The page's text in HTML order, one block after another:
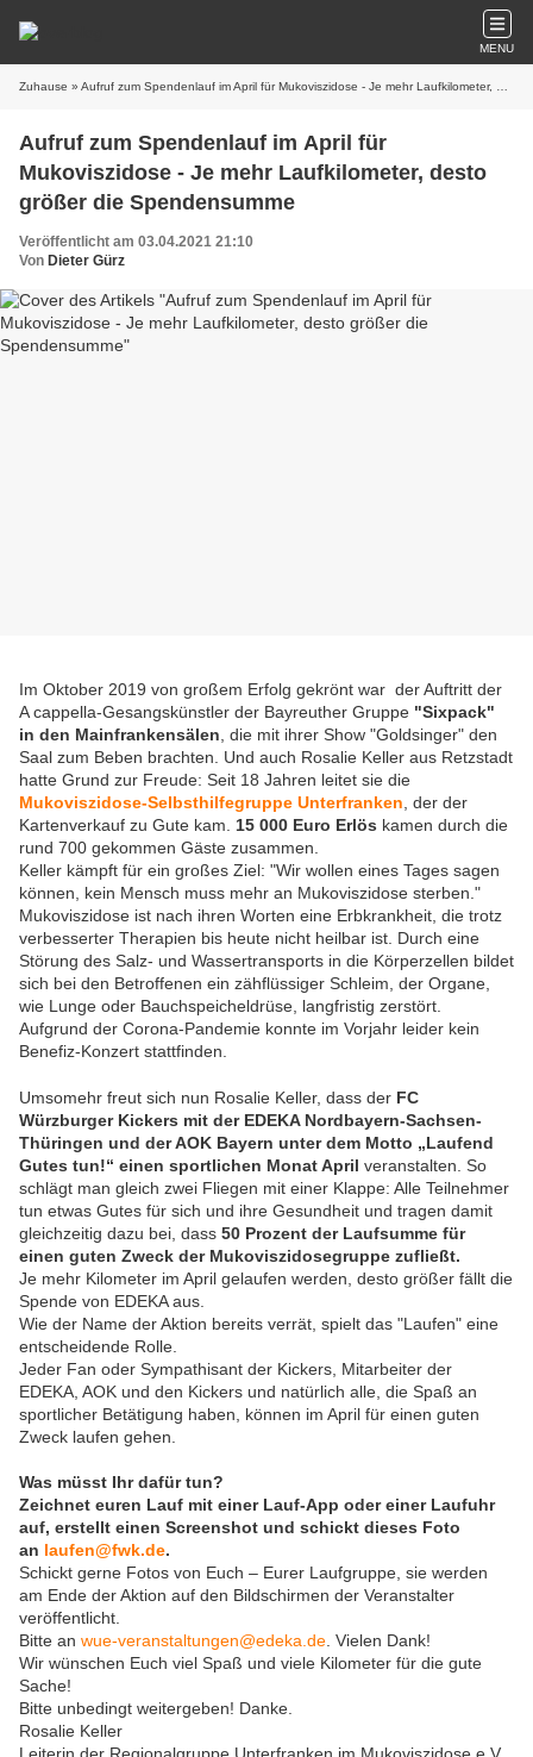
MENU
Zuhause » Aufruf zum Spendenlauf im April für Mukoviszidose - Je mehr Laufkilometer, desto größer die Spendensumme
Aufruf zum Spendenlauf im April für
Mukoviszidose - Je mehr Laufkilometer, desto
größer die Spendensumme
Veröffentlicht am 03.04.2021 21:10
Von Dieter Gürz
Im Oktober 2019 von großem Erfolg gekrönt war der Auftritt der
A cappella-Gesangskünstler der Bayreuther Gruppe "Sixpack"
in den Mainfrankensälen , die mit ihrer Show "Goldsinger" den
Saal zum Beben brachten. Und auch Rosalie Keller aus Retzstadt
hatte Grund zur Freude: Seit 18 Jahren leitet sie die
Mukoviszidose-Selbsthilfegruppe Unterfranken , der der
Kartenverkauf zu Gute kam. 15 000 Euro Erlös kamen durch die
rund 700 gekommen Gäste zusammen.
Keller kämpft für ein großes Ziel: "Wir wollen eines Tages sagen
können, kein Mensch muss mehr an Mukoviszidose sterben."
Mukoviszidose ist nach ihren Worten eine Erbkrankheit, die trotz
verbesserter Therapien bis heute nicht heilbar ist. Durch eine
Störung des Salz- und Wassertransports in die Körperzellen bildet
sich bei den Betroffenen ein zähflüssiger Schleim, der Organe,
wie Lunge oder Bauchspeicheldrüse, langfristig zerstört.
Aufgrund der Corona-Pandemie konnte im Vorjahr leider kein
Benefiz-Konzert stattfinden.
Umsomehr freut sich nun Rosalie Keller, dass der FC
Würzburger Kickers mit der EDEKA Nordbayern-Sachsen-
Thüringen und der AOK Bayern unter dem Motto „Laufend
Gutes tun!“ einen sportlichen Monat April veranstalten. So
schlägt man gleich zwei Fliegen mit einer Klappe: Alle Teilnehmer
tun etwas Gutes für sich und ihre Gesundheit und tragen damit
gleichzeitig dazu bei, dass 50 Prozent der Laufsumme für
einen guten Zweck der Mukoviszidosegruppe zufließt.
Je mehr Kilometer im April gelaufen werden, desto größer fällt die
Spende von EDEKA aus.
Wie der Name der Aktion bereits verrät, spielt das "Laufen" eine
entscheidende Rolle.
Jeder Fan oder Sympathisant der Kickers, Mitarbeiter der
EDEKA, AOK und den Kickers und natürlich alle, die Spaß an
sportlicher Betätigung haben, können im April für einen guten
Zweck laufen gehen.
Was müsst Ihr dafür tun?
Zeichnet euren Lauf mit einer Lauf-App oder einer Laufuhr
auf, erstellt einen Screenshot und schickt dieses Foto
an laufen@fwk.de.
Schickt gerne Fotos von Euch – Eurer Laufgruppe, sie werden
am Ende der Aktion auf den Bildschirmen der Veranstalter
veröffentlicht.
Bitte an wue-veranstaltungen@edeka.de . Vielen Dank!
Wir wünschen Euch viel Spaß und viele Kilometer für die gute
Sache!
Bitte unbedingt weitergeben! Danke.
Rosalie Keller